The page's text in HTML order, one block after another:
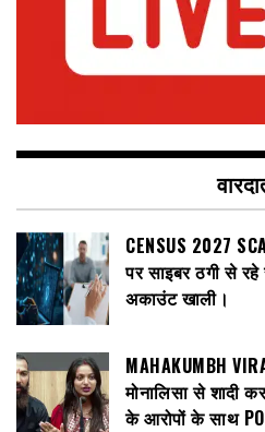
CENSUS 2027
पर साइबर ठगी से
अकाउंट खाली।
MAHAKUMBH
मोनालिसा से शादी
के आरोपों के साथ